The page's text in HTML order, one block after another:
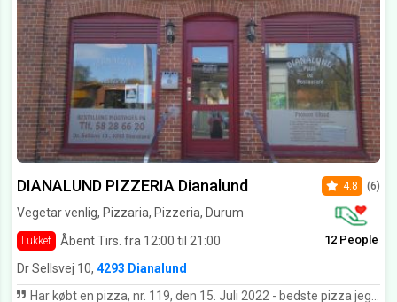
DIANALUND PIZZERIA Dianalund
Vegetar venlig, Pizzaria, Pizzeria, Durum
Lukket Åbent Tirs. fra 12:00 til 21:00
4.8 (6)
12 People
Dr Sellsvej 10, 4293 Dianalund
Har købt en pizza, nr. 119, den 15. Juli 2022 - bedste pizza jeg har fået i lang tid! Og god betjening!